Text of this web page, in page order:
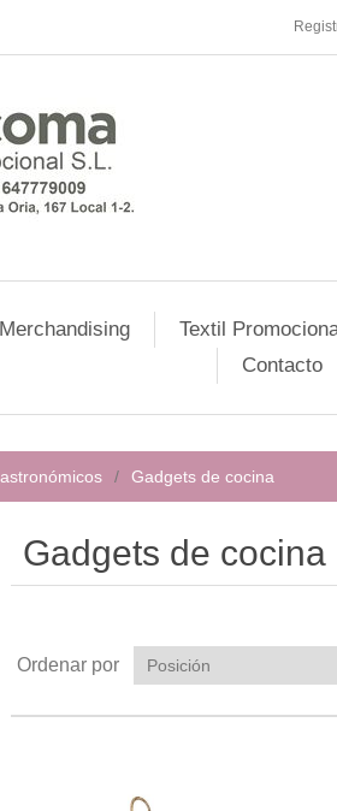
Merchandising Textil
Contacto
/ Gadgets de cocina
Gadgets de cocina
Ordenar por